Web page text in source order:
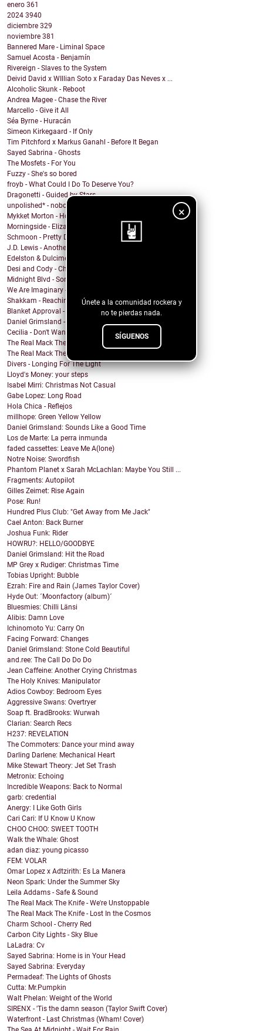
×
Únete a la comunidad rockera y
no te pierdas nada.
SÍGUENOS
enero 361
2024 3940
diciembre 329
noviembre 381
Bannered Mare - Liminal Space
Samuel Acosta - Benjamín
Rivereign - Slaves to the System
Deivid David x WIllian Soto x Faraday Das Neves x ...
Alcoholic Skunk - Reboot
Andrea Magee - Chase the River
Marcello - Give it All
Séa Byrne - Huracán
Simeon Kirkegaard - If Only
Tim Pitchford x Markus Ganahl - Before It Began
Sayed Sabrina - Ghosts
The Mosfets - For You
Fuzzy - She's so bored
froyb - What Could I Do To Deserve You?
Dragonetti - Guided by Stars
unpolished* - nobody knows
Mykket Morton - Home
Morningside - Elizabeth
Schmoon - Pretty Darn Pretty
J.D. Lewis - Another Life
Edelston & Dulcimer - Call Me (Blondie Cover)
Desi and Cody - Chanticleer
Midnight Blvd - Some other day
We Are Imaginary - Pinkish Hue
Shakkam - Reaching the Skies
Blanket Approval - Hot Sweaty Summer
Daniel Grimsland - Rock & Roll Christmas (George T...
Cecilia - Don't Wanna Cry
The Real Mack The Knife - Club Sevilla
The Real Mack The Knife - Our Spirits Rise (El Día...
Divers - Longing For The Light
Lloyd's Money: your steps
Isabel Mirri: Christmas Not Casual
Gabe Lopez: Long Road
Hola Chica - Reflejos
millhope: Green Yellow Yellow
Daniel Grimsland: Sounds Like a Good Time
Los de Marte: La perra inmunda
faded cassettes: Leave Me A(lone)
Notre Noise: Swordfish
Phantom Planet x Sarah McLachlan: Maybe You Still ...
Fragments: Autopilot
Gilles Zeimet: Rise Again
Pose: Run!
Hundred Plus Club: "Get Away from Me Jack"
Cael Anton: Back Burner
Joshua Funk: Rider
HOWRU?: HELLO/GOODBYE
Daniel Grimsland: Hit the Road
MP Grey x Rudiger: Christmas Time
Tobias Upright: Bubble
Ezrah: Fire and Rain (James Taylor Cover)
Hyde Out: ´Moonfactory (album)´
Bluesmies: Chilli Länsi
Alibis: Damn Love
Ichinomoto Yu: Carry On
Facing Forward: Changes
Daniel Grimsland: Stone Cold Beautiful
and.ree: The Call Do Do Do
Jean Caffeine: Another Crying Christmas
The Holy Knives: Manipulator
Adios Cowboy: Bedroom Eyes
Aggressive Swans: Overtryer
Soap ft. BradBrooks: Wurwah
Clarian: Search Recs
H237: REVELATION
The Commoters: Dance your mind away
Darling Darlene: Mechanical Heart
Mike Stewart Theory: Jet Set Trash
Metronix: Echoing
Incredible Weapons: Back to Normal
garb: credential
Anergy: I Like Goth Girls
Cari Cari: If U Know U Know
CHOO CHOO: SWEET TOOTH
Walk the Whale: Ghost
adan diaz: young picasso
FEM: VOLAR
Omar Lopez x Adtzirith: Es La Manera
Neon Spark: Under the Summer Sky
Leila Addams - Safe & Sound
The Real Mack The Knife - We're Unstoppable
The Real Mack The Knife - Lost In the Cosmos
Charm School - Cherry Red
Carbon City Lights - Sky Blue
LaLadra: Cv
Sayed Sabrina: Home is in Your Head
Sayed Sabrina: Everyday
Permadeaf: The Lights of Ghosts
Cutta: Mr.Pumpkin
Walt Phelan: Weight of the World
SIRENX - 'Tis the damn season (Taylor Swift Cover)
Waterfront - Last Christmas (Wham! Cover)